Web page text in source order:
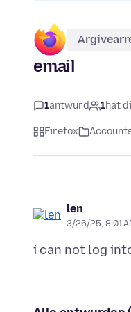
email
1antwurd 1hat
Firefox
len
3/26/25, 8:01